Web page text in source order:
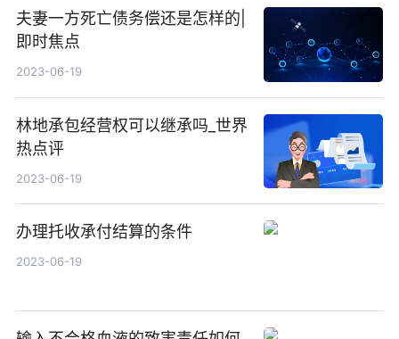
夫妻一方死亡债务偿还是怎样的|
即时焦点
2023-06-19
林地承包经营权可以继承吗_世界
热点评
2023-06-19
办理托收承付结算的条件
2023-06-19